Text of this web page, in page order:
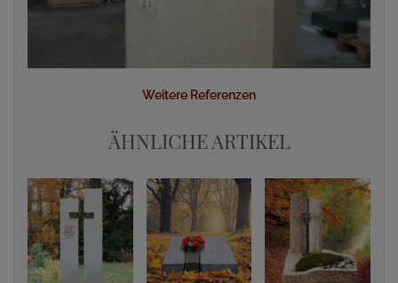
Weitere Referenzen
ÄHNLICHE ARTIKEL